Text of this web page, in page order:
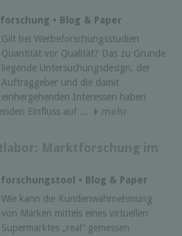
• Blog & Paper
Gilt bei Werbeforschungsstudien
Quantität vor Qualität? Das zu Grunde
liegende Untersuchungsdesign, der
Auftraggeber und die damit
einhergehenden Interessen haben
Einfluss auf ...
mehr
Marktforschung im
• Blog & Paper
Wie kann die Kundenwahrnehmung
von Marken mittels eines virtuellen
Supermarktes „real“ gemessen